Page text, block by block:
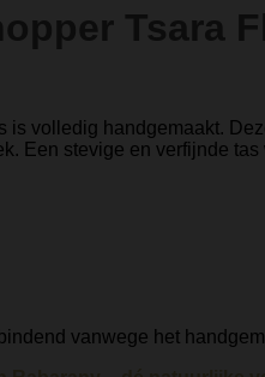
Tsara
is volledig handgemaakt.
Een stevige en verfijnde
vanwege het